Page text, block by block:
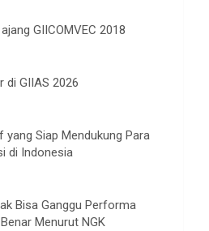
GIICOMVEC 2018
di GIIAS 2026
Siap Mendukung Para
di Indonesia
Bisa Ganggu Performa
Menurut NGK